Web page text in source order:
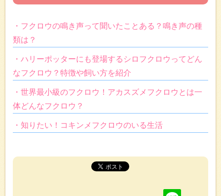
・フクロウの鳴き声って聞いたことある？鳴き声の種
類は？
・ハリーポッターにも登場するシロフクロウってどん
なフクロウ？特徴や飼い方を紹介
・世界最小級のフクロウ！アカスズメフクロウとは一
体どんなフクロウ？
・知りたい！コキンメフクロウのいる生活